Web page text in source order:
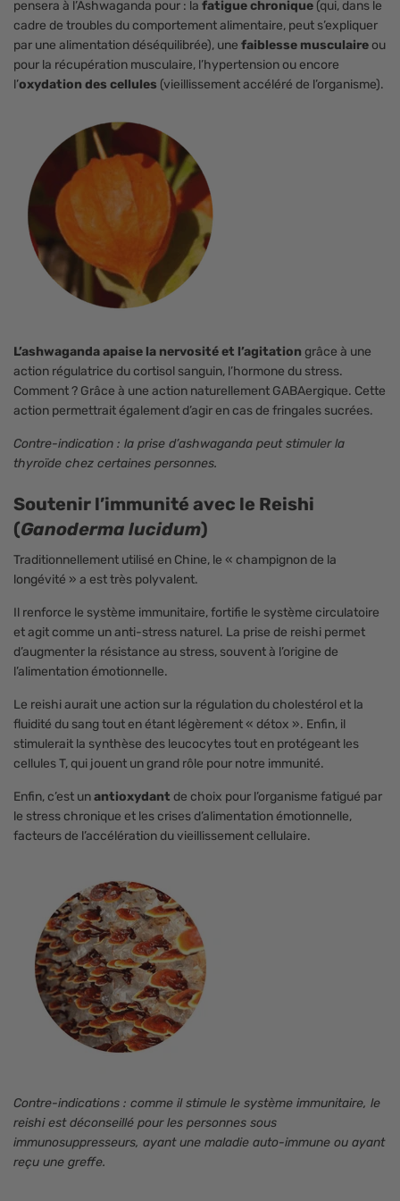
pensera à l’Ashwaganda pour : la fatigue chronique (qui, dans le
cadre de troubles du comportement alimentaire, peut s’expliquer
par une alimentation déséquilibrée), une faiblesse musculaire ou
pour la récupération musculaire, l’hypertension ou encore
l’oxydation des cellules (vieillissement accéléré de l’organisme).
L’ashwaganda apaise la nervosité et l’agitation grâce à une
action régulatrice du cortisol sanguin, l’hormone du stress.
Comment ? Grâce à une action naturellement GABAergique. Cette
action permettrait également d’agir en cas de fringales sucrées.
Contre-indication : la prise d’ashwaganda peut stimuler la
thyroïde chez certaines personnes.
Soutenir l’immunité avec le Reishi
(Ganoderma lucidum)
Traditionnellement utilisé en Chine, le « champignon de la
longévité » a est très polyvalent.
Il renforce le système immunitaire, fortifie le système circulatoire
et agit comme un anti-stress naturel. La prise de reishi permet
d’augmenter la résistance au stress, souvent à l’origine de
l’alimentation émotionnelle.
Le reishi aurait une action sur la régulation du cholestérol et la
fluidité du sang tout en étant légèrement « détox ». Enfin, il
stimulerait la synthèse des leucocytes tout en protégeant les
cellules T, qui jouent un grand rôle pour notre immunité.
Enfin, c’est unantioxydant de choix pour l’organisme fatigué par
le stress chronique et les crises d’alimentation émotionnelle,
facteurs de l’accélération du vieillissement cellulaire.
Contre-indications : comme il stimule le système immunitaire, le
reishi est déconseillé pour les personnes sous
immunosuppresseurs, ayant une maladie auto-immune ou ayant
reçu une greffe.